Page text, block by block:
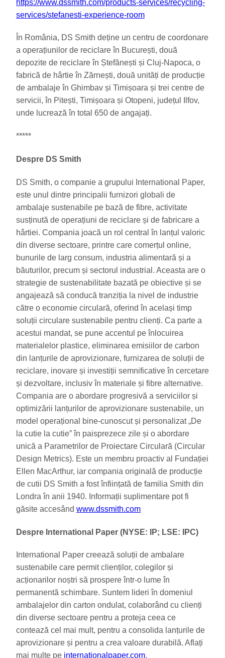
https://www.dssmith.com/products-services/recycling-
services/stefanesti-experience-room
În România, DS Smith deține un centru de coordonare
a operațiunilor de reciclare în București, două
depozite de reciclare în Ștefănești și Cluj-Napoca, o
fabrică de hârtie în Zărnești, două unități de producție
de ambalaje în Ghimbav și Timișoara și trei centre de
servicii, în Pitești, Timișoara și Otopeni, județul Ilfov,
unde lucrează în total 650 de angajați.
*****
Despre DS Smith
DS Smith, o companie a grupului International Paper,
este unul dintre principalii furnizori globali de
ambalaje sustenabile pe bază de fibre, activitate
susținută de operațiuni de reciclare și de fabricare a
hârtiei. Compania joacă un rol central în lanțul valoric
din diverse sectoare, printre care comerțul online,
bunurile de larg consum, industria alimentară și a
băuturilor, precum și sectorul industrial. Aceasta are o
strategie de sustenabilitate bazată pe obiective și se
angajează să conducă tranziția la nivel de industrie
către o economie circulară, oferind în același timp
soluții circulare sustenabile pentru clienți. Ca parte a
acestui mandat, se pune accentul pe înlocuirea
materialelor plastice, eliminarea emisiilor de carbon
din lanțurile de aprovizionare, furnizarea de soluții de
reciclare, inovare și investiții semnificative în cercetare
și dezvoltare, inclusiv în materiale și fibre alternative.
Compania are o abordare progresivă a serviciilor și
optimizării lanțurilor de aprovizionare sustenabile, un
model operațional bine-cunoscut și personalizat „De
la cutie la cutie” în paisprezece zile și o abordare
unică a Parametrilor de Proiectare Circulară (Circular
Design Metrics). Este un membru proactiv al Fundației
Ellen MacArthur, iar compania originală de producție
de cutii DS Smith a fost înființată de familia Smith din
Londra în anii 1940. Informații suplimentare pot fi
găsite accesând www.dssmith.com
Despre International Paper (NYSE: IP; LSE: IPC)
International Paper creează soluții de ambalare
sustenabile care permit clienților, colegilor și
acționarilor noștri să prospere într-o lume în
permanentă schimbare. Suntem lideri în domeniul
ambalajelor din carton ondulat, colaborând cu clienți
din diverse sectoare pentru a proteja ceea ce
contează cel mai mult, pentru a consolida lanțurile de
aprovizionare și pentru a crea valoare durabilă. Aflați
mai multe pe internationalpaper.com.